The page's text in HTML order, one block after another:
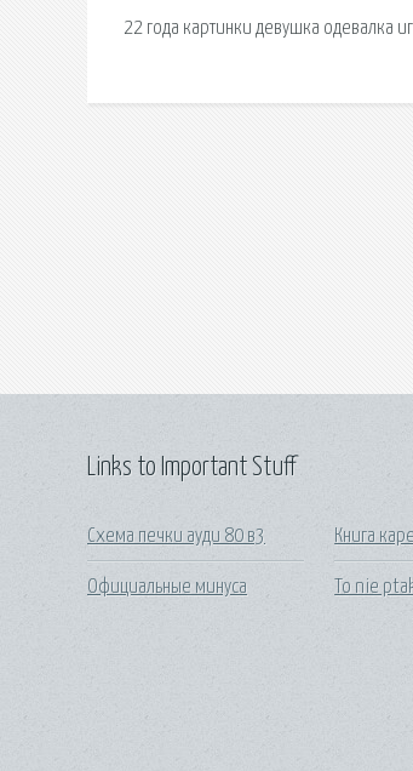
22 года картинки девушка одевалка
Links to Important Stuff
Схема печки ауди 80 в3
Официальные минуса
Книга
To nie